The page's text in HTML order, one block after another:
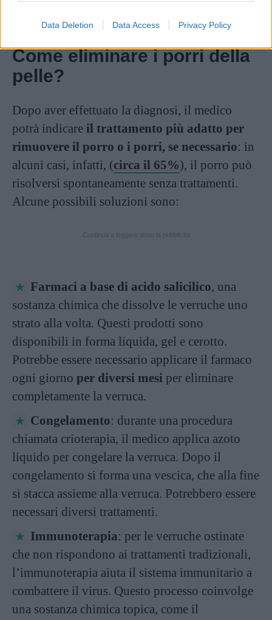
Data Deletion Data Access Privacy Policy
grazie al vaccino contro l'HPV: lo studio
Come eliminare i porri della
pelle?
Dopo aver effettuato la diagnosi, il medico
potrà indicare il trattamento più adatto per
rimuovere il porro o i porri, se necessario: in
alcuni casi, infatti, (circa il 65%), il porro può
risolversi spontaneamente senza trattamenti.
Alcune possibili soluzioni sono:
Farmaci a base di acido salicilico, una
sostanza chimica che dissolve le verruche uno
strato alla volta. Questi prodotti sono
disponibili in forma liquida, gel e cerotto.
Potrebbe essere necessario applicare il farmaco
ogni giorno per diversi mesi per eliminare
completamente la verruca.
Congelamento: durante una procedura
chiamata crioterapia, il medico applica azoto
liquido per congelare la verruca. Dopo il
congelamento si forma una vescica, che alla fine
si stacca assieme alla verruca. Potrebbero essere
necessari diversi trattamenti.
Immunoterapia: per le verruche ostinate
che non rispondono ai trattamenti tradizionali,
l’immunoterapia aiuta il sistema immunitario a
combattere il virus. Questo processo coinvolge
una sostanza chimica topica, come il